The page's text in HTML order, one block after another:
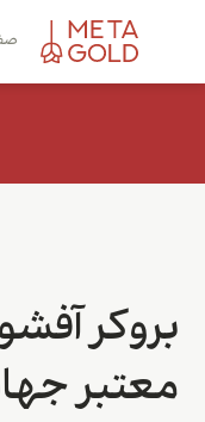
بروکر
معتبر